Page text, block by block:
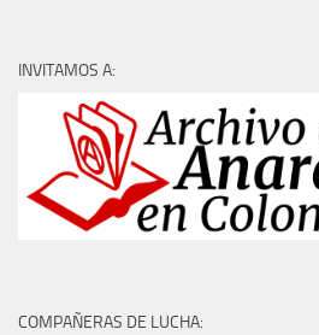
INVITAMOS A:
COMPAÑERAS DE LUCHA: